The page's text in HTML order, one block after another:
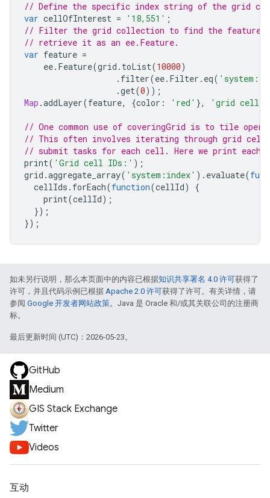
// Define the specific index string of the grid
var cellOfInterest = '18,551' ;
// Filter the grid collection to find the feature
// retrieve it as an ee.Feature.
var feature =
ee. Feature(grid . toList(10000)
. filter(ee. Filter . eq(
.get(0));
Map .addLayer(feature, {color : 'red' }, 'grid cell'
// One common use of coveringGrid is to tile
// This often involves iterating through grid
// submit tasks for each cell. Here we print each
print( 'Grid cell IDs:' );
grid .aggregate_array( 'system:index' ). evaluate(
cellIds . forEach(function(cellId)
{
print(cellId);
});
});
如未另行说明，那么本页面中的内容已根据知识共享署名 4.0 许可获得了
许可，并且代码示例已根据 Apache 2.0 许可获得了许可。有关详情，请
参阅 Google 开发者网站政策。Java 是 Oracle 和/或其关联公司的注册商
标。
最后更新时间 (UTC)：2026-05-23。
GitHub
Medium
GIS Stack Exchange
Twitter
Videos
互动